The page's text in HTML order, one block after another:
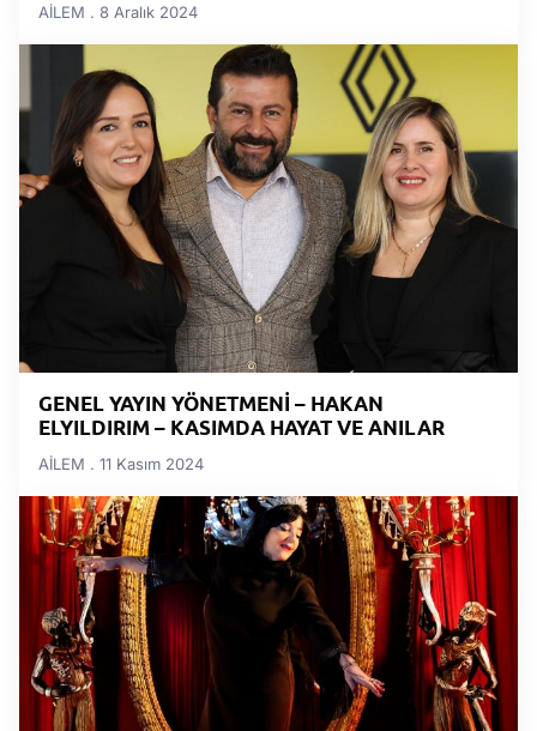
AİLEM 8 Aralık 2024
GENEL YAYIN YÖNETMENİ – HAKAN
ELYILDIRIM – KASIMDA HAYAT VE ANILAR
AİLEM 11 Kasım 2024